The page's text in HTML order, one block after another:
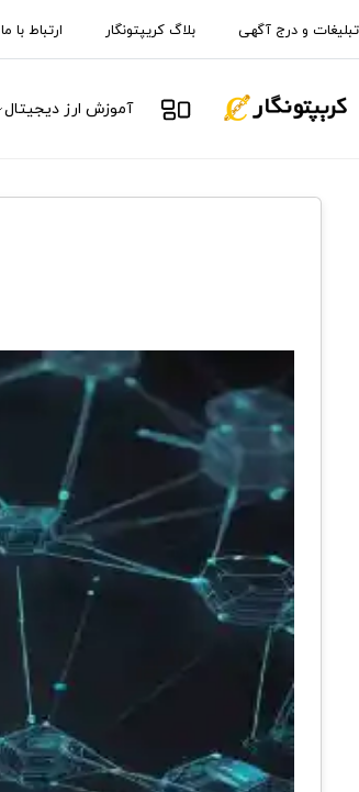
تبلیغات و درج آگهی بلاگ کریپتونگار ارتباط با ما
آموزش ارز دیجیتال